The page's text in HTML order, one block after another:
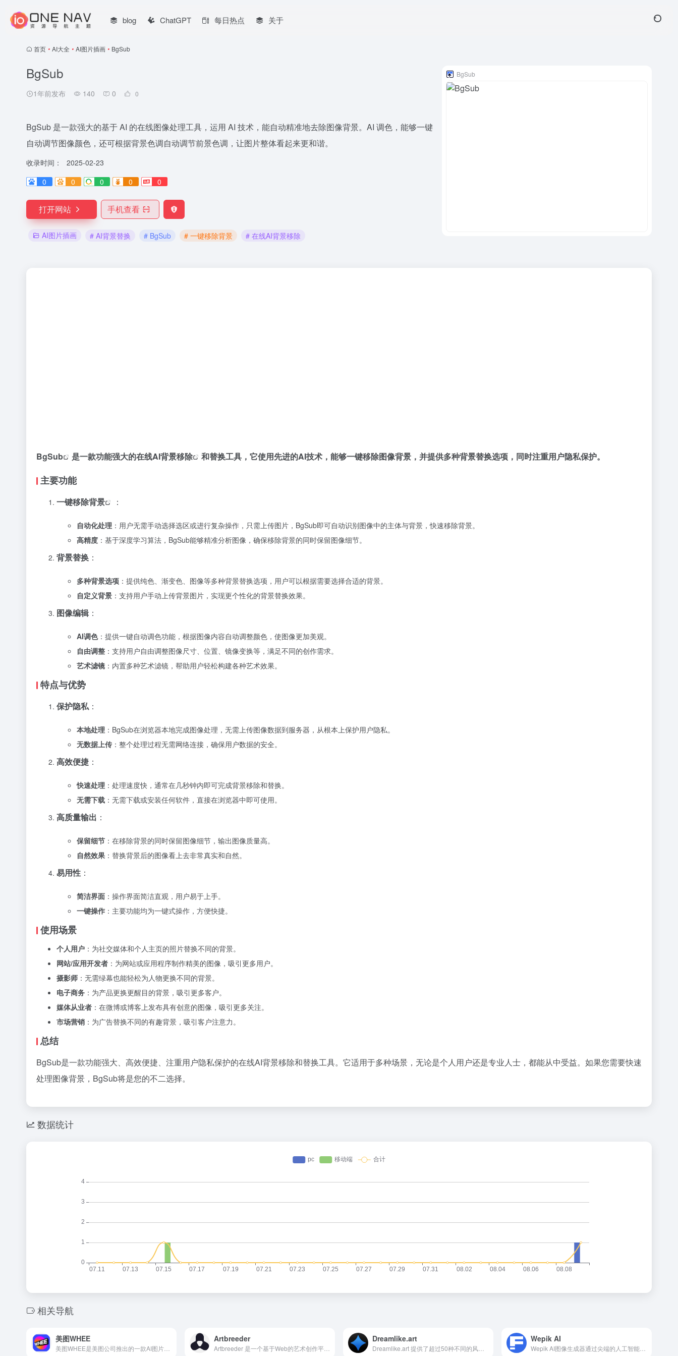
blog ChatGPT 每日热点 关于
首页 • AI大全 • AI图片插画 • BgSub
BgSub
1年前发布 140 0 0
BgSub 是一款强大的基于 AI 的在线图像处理工具，运用 AI 技术，能自动精准地去除图像背景。AI 调色，能够一键
自动调节图像颜色，还可根据背景色调自动调节前景色调，让图片整体看起来更和谐。
收录时间：
2025-02-23
0
0 0 0 0
打开网站 手机查看
AI图片插画 # AI背景替换 # BgSub # 一键移除背景 # 在线AI背景移除
BgSub
BgSub 是一款功能强大的在线AI背景移除 和替换工具，它使用先进的AI技术，能够一键移除图像背景，并提供多种背景替换选项，同时注重用户隐私保护。
主要功能
一键移除背景 ：
自动化处理 ：用户无需手动选择选区或进行复杂操作，只需上传图片，BgSub即可自动识别图像中的主体与背景，快速移除背景。
高精度 ：基于深度学习算法，BgSub能够精准分析图像，确保移除背景的同时保留图像细节。
背景替换 ：
多种背景选项 ：提供纯色、渐变色、图像等多种背景替换选项，用户可以根据需要选择合适的背景。
自定义背景 ：支持用户手动上传背景图片，实现更个性化的背景替换效果。
图像编辑：
AI调色：提供一键自动调色功能，根据图像内容自动调整颜色，使图像更加美观。
自由调整 ：支持用户自由调整图像尺寸、位置、镜像变换等，满足不同的创作需求。
艺术滤镜 ：内置多种艺术滤镜，帮助用户轻松构建各种艺术效果。
特点与优势
保护隐私：
本地处理 ：BgSub在浏览器本地完成图像处理，无需上传图像数据到服务器，从根本上保护用户隐私。
无数据上传 ：整个处理过程无需网络连接，确保用户数据的安全。
高效便捷 ：
快速处理 ：处理速度快，通常在几秒钟内即可完成背景移除和替换。
无需下载 ：无需下载或安装任何软件，直接在浏览器中即可使用。
高质量输出 ：
保留细节 ：在移除背景的同时保留图像细节，输出图像质量高。
自然效果 ：替换背景后的图像看上去非常真实和自然。
易用性 ：
简洁界面 ：操作界面简洁直观，用户易于上手。
一键操作 ：主要功能均为一键式操作，方便快捷。
使用场景
个人用户 ：为社交媒体和个人主页的照片替换不同的背景。
网站/应用开发者 ：为网站或应用程序制作精美的图像，吸引更多用户。
摄影师 ：无需绿幕也能轻松为人物更换不同的背景。
电子商务 ：为产品更换更醒目的背景，吸引更多客户。
媒体从业者 ：在微博或博客上发布具有创意的图像，吸引更多关注。
市场营销 ：为广告替换不同的有趣背景，吸引客户注意力。
总结
BgSub是一款功能强大、高效便捷、注重用户隐私保护的在线AI背景移除和替换工具。它适用于多种场景，无论是个人用户还是专业人士，都能从中受益。如果您需要快速
处理图像背景，BgSub将是您的不二选择。
数据统计
相关导航
美图WHEE Artbreeder Dreamlike.art Wepik AI